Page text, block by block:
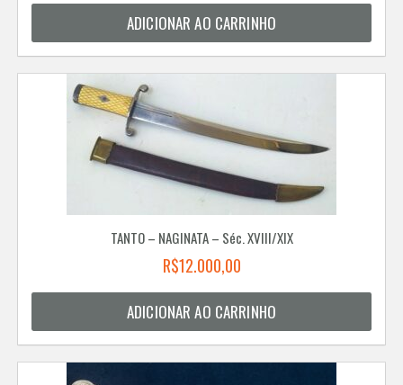
ADICIONAR AO CARRINHO
TANTO – NAGINATA – Séc. XVIII/XIX
R$12.000,00
ADICIONAR AO CARRINHO